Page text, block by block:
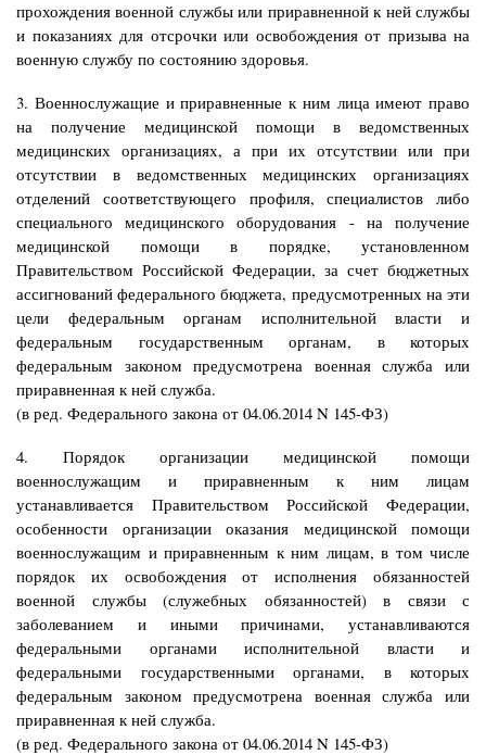
прохождения военной службы или приравненной к ней службы
и показаниях для отсрочки или освобождения от призыва на
военную службу по состоянию здоровья.
3. Военнослужащие и приравненные к ним лица имеют право
на получение медицинской помощи в ведомственных
медицинских организациях, а при их отсутствии или при
отсутствии в ведомственных медицинских организациях
отделений соответствующего профиля, специалистов либо
специального медицинского оборудования - на получение
медицинской помощи в порядке, установленном
Правительством Российской Федерации, за счет бюджетных
ассигнований федерального бюджета, предусмотренных на эти
цели федеральным органам исполнительной власти и
федеральным государственным органам, в которых
федеральным законом предусмотрена военная служба или
приравненная к ней служба.
(в ред. Федерального закона от 04.06.2014 N 145-ФЗ)
4. Порядок организации медицинской помощи
военнослужащим и приравненным к ним лицам
устанавливается Правительством Российской Федерации,
особенности организации оказания медицинской помощи
военнослужащим и приравненным к ним лицам, в том числе
порядок их освобождения от исполнения обязанностей
военной службы (служебных обязанностей) в связи с
заболеванием и иными причинами, устанавливаются
федеральными органами исполнительной власти и
федеральными государственными органами, в которых
федеральным законом предусмотрена военная служба или
приравненная к ней служба.
(в ред. Федерального закона от 04.06.2014 N 145-ФЗ)